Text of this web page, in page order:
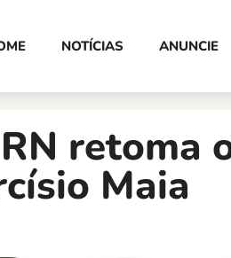
NOTÍCIAS ANUNCIE
retoma
Maia